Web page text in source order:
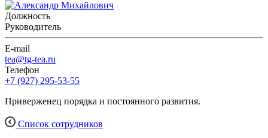
Должность
Руководитель
E-mail
tea@tg-tea.ru
Телефон
+7 (927) 295-53-55
Приверженец порядка и постоянного развития.
Список сотрудников